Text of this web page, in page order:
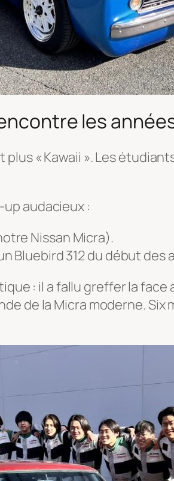
les
plus « Kawaii ». Les
audacieux :
Nissan Micra).
Bluebird 312 du début des
: il a fallu greffer la
de la Micra moderne.